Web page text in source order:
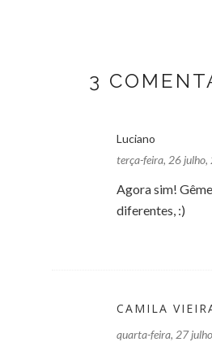
3
Luciano
terça-feira, 26 julho,
Agora sim!
diferentes, :)
CAMILA
quarta-feira, 27